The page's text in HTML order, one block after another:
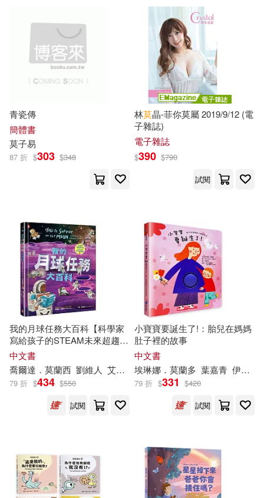
伊恩‧莫蒂默(6)
莫子(6)
莫言(6)
夏琳娜(5)
莫‧威樂(5) 莫建清(5)
（挪）恩德仁•L.爱瑞克森(5)
（挪）金•廷格斯达尔(5)
MAME(4)
Mo Willems Workshop(4)
にもし(4) 云隨風動(4)
亞莫爾．托歐斯(4)
以撒．艾西莫夫(4)
美雨音ハル(4) 莫語(4)
清華大學出版社(11) 文訊(10)
社會科學文獻出版社(10)
平心出版(9)
蓋亞(9) SONY MUSIC(7)
千華駐科技(7) 奇幻基地(7)
采實文化(7) Ingram(6)
人民郵電出版社(6) 尖端(6)
浙江文藝出版社(6)
紫焰出版(6) 說頻文化(6)
遠流(6) 釀出版(6)
新華先鋒(5)
17K(4)
Linfair Records Limited(4)
可海外宅配(203)
可港澳店取(190)
可菲律賓店取(193)
一個月內上市新品(13)
本週上市新品(1)
電子書 (可複選)
適合手機平板閱讀(369)
適合平板閱讀(124)
其他 (可複選)
青瓷傳
簡體書
莫子易
87 折 $303 $348
林莫晶-菲你莫屬 2019/9/12 (電
子雜誌)
電子雜誌
$390 $790
試閱
我的月球任務大百科【科學家
寫給孩子的STEAM未來超趨勢
(2)】：航太工程師帶你挑戰極
端溫度，躲避致命輻射，從登
陸到打造地下城市，採礦、種
菜、還能在月球賽車!
中文書
喬爾達． 莫蘭西 劉維人 艾倫・庫希利 (Aaron Cushley)
79 折 $434 $550
試閱
小寶寶要誕生了!：胎兒在媽媽
肚子裡的故事
中文書
埃琳娜． 莫蘭多 葉嘉青 伊拉利亞．法喬利
79 折 $331 $420
試閱